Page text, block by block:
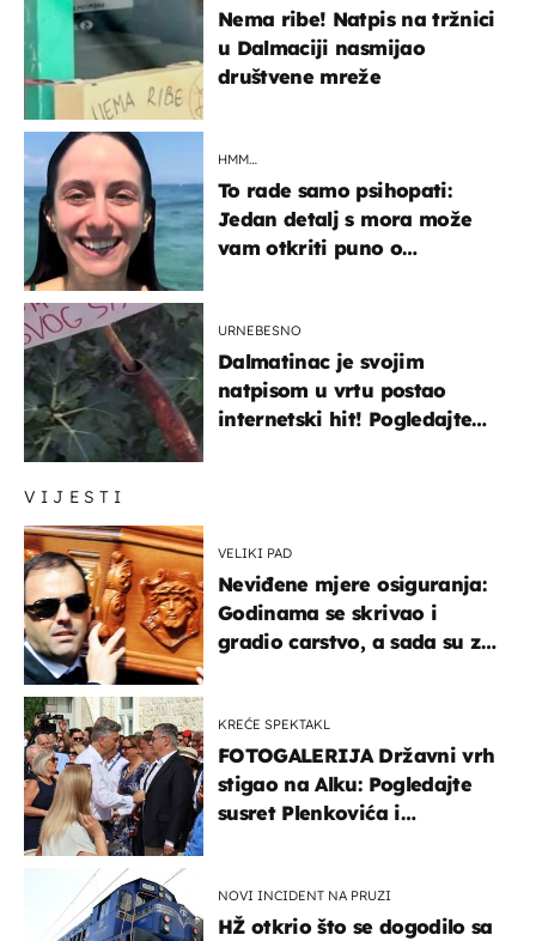
VIJESTI
VELIKI PAD
Neviđene mjere osiguranja:
Godinama se skrivao i
gradio carstvo, a sada su za
KREĆE SPEKTAKL
FOTOGALERIJA Državni vrh
stigao na Alku: Pogledajte
susret Plenkovića i
NOVI INCIDENT NA PRUZI
HŽ otkrio što se dogodilo sa
Nema ribe! Natpis na tržnici
u Dalmaciji nasmijao
društvene mreže
HMM…
To rade samo psihopati:
Jedan detalj s mora može
vam otkriti puno o
URNEBESNO
Dalmatinac je svojim
natpisom u vrtu postao
internetski hit! Pogledajte